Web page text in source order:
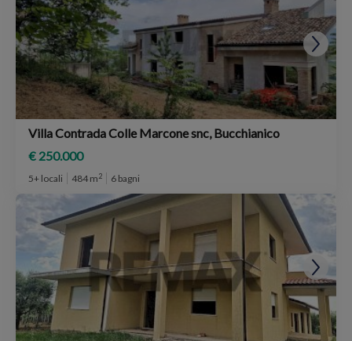
Villa Contrada Colle Marcone snc, Bucchianico
€ 250.000
5+ locali 484 m2 6 bagni